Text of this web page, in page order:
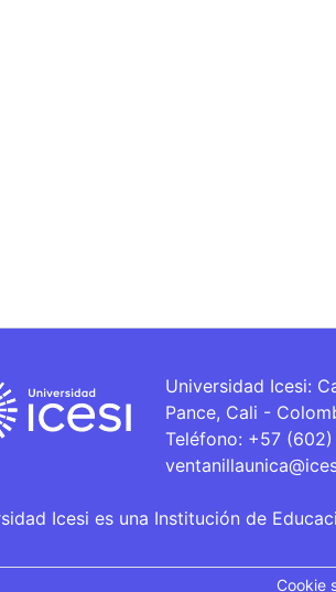
Universidad Icesi:
Pance, Cali -
Teléfono: +57
Icesi es una Institución de
Cookie